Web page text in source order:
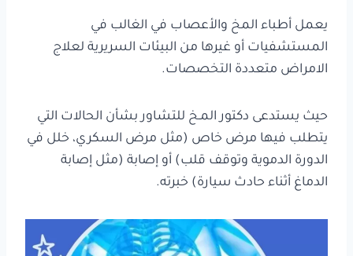
يعمل أطباء المخ والأعصاب في الغالب في
المستشفيات أو غيرها من البيئات السريرية لعلاج
الامراض متعددة التخصصات.
حيث يستدعى دكتور المـخ للتشاور بشأن الحالات التي
يتطلب فيها مرض خاص (مثل مرض السكري، خلل في
الدورة الدموية وتوقف قلب) أو إصابة (مثل إصابة
الدماغ أثناء حادث سيارة) خبرته.